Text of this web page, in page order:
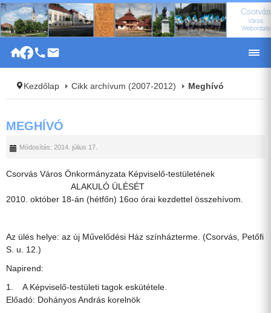
|
Kezdőlap Cikk archívum (2007-2012) Meghívó
MEGHÍVÓ
Módosítás: 2014. július 17.
Csorvás Város Önkormányzata Képviselő-testületének
ALAKULÓ ÜLÉSÉT
2010. október 18-án (hétfőn) 16oo órai kezdettel összehívom.
Az ülés helye: az új Művelődési Ház színházterme. (Csorvás, Petőfi
S. u. 12.)
Napirend:
1. A Képviselő-testületi tagok eskütétele.
Előadó: Dohányos András korelnök